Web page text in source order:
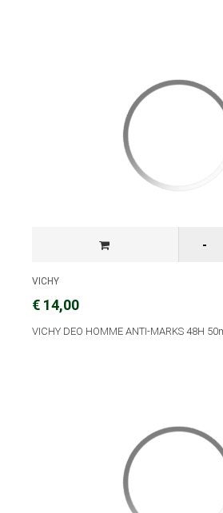
VICHY
€ 14,00
VICHY DEO HOMME ANTI-MARKS 48H